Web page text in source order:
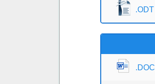
.ODT
.DOC